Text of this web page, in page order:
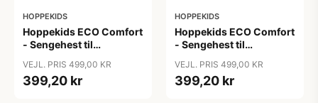
HOPPEKIDS
Hoppekids ECO Comfort
- Sengehest til
VEJL. PRIS 499,00 KR
399,20 kr
HOPPEKIDS
Hoppekids ECO Comfort
- Sengehest til
VEJL. PRIS 499,00 KR
399,20 kr